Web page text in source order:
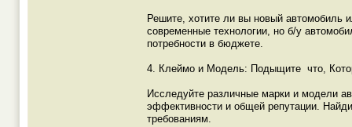
Решите, хотите ли вы новый автомобиль
современные технологии, но б/у
потребности в бюджете.
4. Клеймо и Модель: Подыщите что,
Исследуйте различные марки и модели
эффективности и общей репутации.
требованиям.